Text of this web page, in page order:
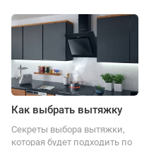
Как выбрать вытяжку
Секреты выбора вытяжки,
которая будет подходить по